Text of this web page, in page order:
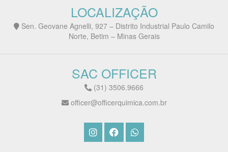
LOCALIZAÇÃO
Sen. Geovane Agnelli, 927 – Distrito Industrial Paulo Camilo
Norte, Betim – Minas Gerais
SAC OFFICER
(31) 3506.9666
officer@officerquimica.com.br